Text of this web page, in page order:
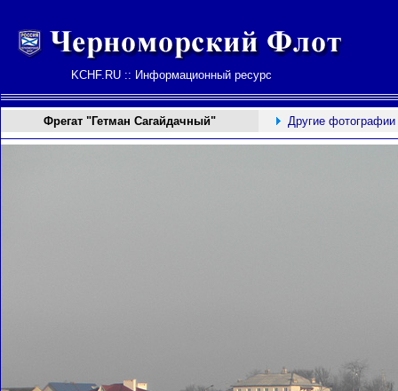
KCHF.RU :: Информационный ресурс
Фрегат "Гетман Сагайдачный" Другие фотографии